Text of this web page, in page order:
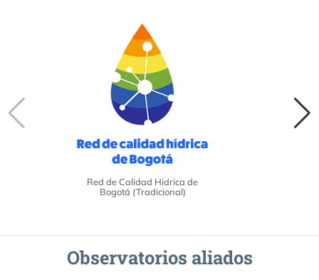
Red de Calidad Hidrica de
Bogotá (Tradicional)
Observatorios aliados